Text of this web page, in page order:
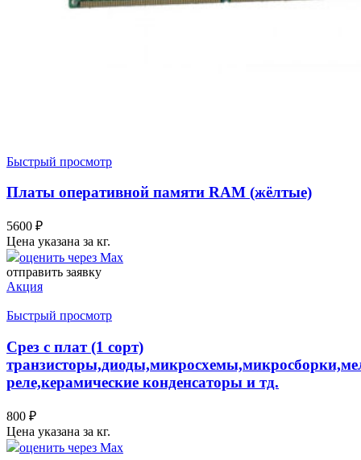
Быстрый просмотр
Платы оперативной памяти RAM (жёлтые)
5600 ₽
Цена указана за кг.
оценить через Max
отправить заявку
Акция
Быстрый просмотр
Срез с плат (1 сорт)
реле,керамические конденсаторы и тд.
800 ₽
Цена указана за кг.
оценить через Max